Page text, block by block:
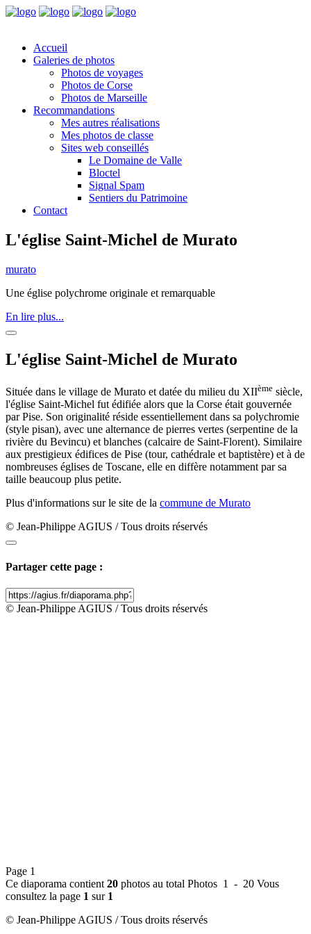
Accueil
Galeries de photos
Photos de voyages
Photos de Corse
Photos de Marseille
Recommandations
Mes autres réalisations
Mes photos de classe
Sites web conseillés
Le Domaine de Valle
Bloctel
Signal Spam
Sentiers du Patrimoine
Contact
L'église Saint-Michel de Murato
murato
Une église polychrome originale et remarquable
En lire plus...
L'église Saint-Michel de Murato
Située dans le village de Murato et datée du milieu du XIIème siècle,
l'église Saint-Michel fut édifiée alors que la Corse était gouvernée
par Pise. Son originalité réside essentiellement dans sa polychromie
(style pisan), avec une alternance de pierres vertes (serpentine de la
rivière du Bevincu) et blanches (calcaire de Saint-Florent). Similaire
aux prestigieux édifices de Pise (tour, cathédrale et baptistère) et à de
nombreuses églises de Toscane, elle en diffère notamment par sa
taille beaucoup plus petite.
Plus d'informations sur le site de la commune de Murato
© Jean-Philippe AGIUS / Tous droits réservés
Partager cette page :
© Jean-Philippe AGIUS / Tous droits réservés
Page 1
Ce diaporama contient 20 photos au total Photos 1 - 20 Vous
consultez la page 1 sur 1
© Jean-Philippe AGIUS / Tous droits réservés